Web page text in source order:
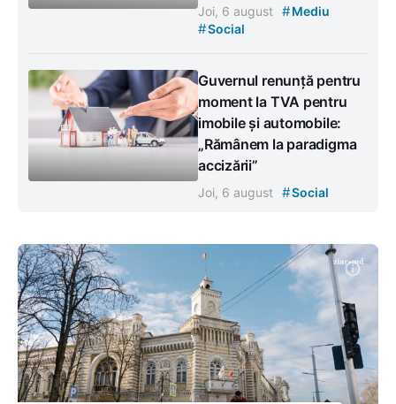
Joi, 6 august #Mediu
#Social
Guvernul renunță pentru
moment la TVA pentru
imobile și automobile:
„Rămânem la paradigma
accizării”
Joi, 6 august #Social